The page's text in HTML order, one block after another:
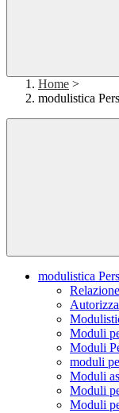
Home >
modulistica
modulistica
Moduli
Moduli
moduli
Moduli
Moduli
Moduli